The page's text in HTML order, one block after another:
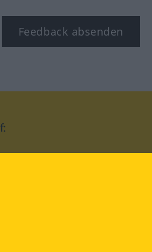
Feedback absenden